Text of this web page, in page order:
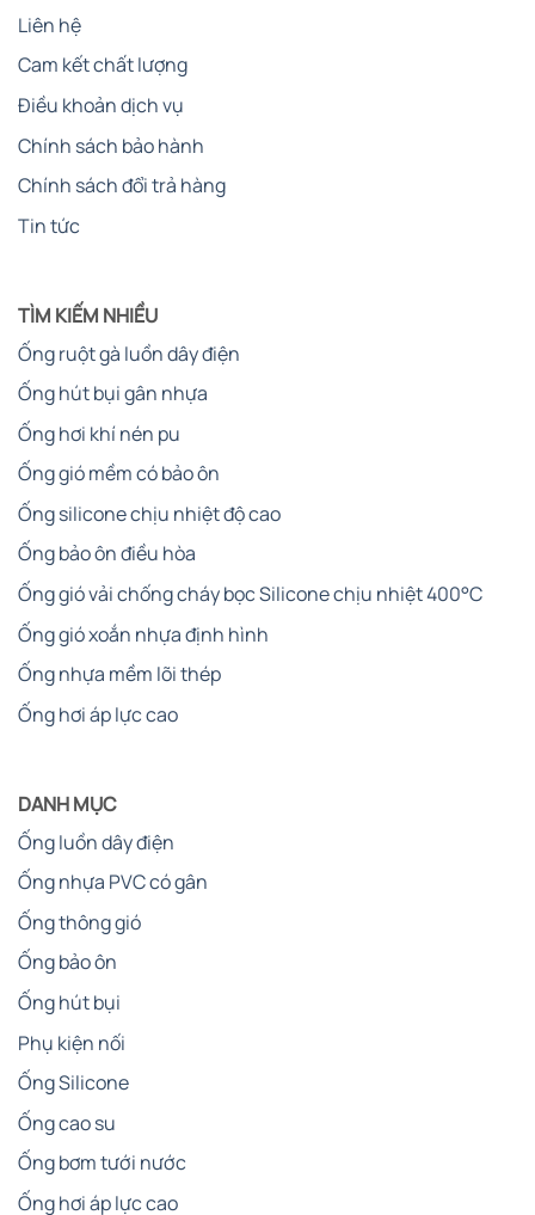
Liên hệ
Cam kết chất lượng
Điều khoản dịch vụ
Chính sách bảo hành
Chính sách đổi trả hàng
Tin tức
TÌM KIẾM NHIỀU
Ống ruột gà luồn dây điện
Ống hút bụi gân nhựa
Ống hơi khí nén pu
Ống gió mềm có bảo ôn
Ống silicone chịu nhiệt độ cao
Ống bảo ôn điều hòa
Ống gió vải chống cháy bọc Silicone chịu nhiệt 400°C
Ống gió xoắn nhựa định hình
Ống nhựa mềm lõi thép
Ống hơi áp lực cao
DANH MỤC
Ống luồn dây điện
Ống nhựa PVC có gân
Ống thông gió
Ống bảo ôn
Ống hút bụi
Phụ kiện nối
Ống Silicone
Ống cao su
Ống bơm tưới nước
Ống hơi áp lực cao